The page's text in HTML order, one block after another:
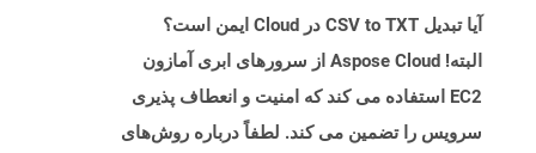
آیا تبدیل CSV to TXT در Cloud ایمن است؟
البته! Aspose Cloud از سرورهای ابری آمازون
EC2 استفاده می کند که امنیت و انعطاف پذیری
سرویس را تضمین می کند. لطفاً درباره روش‌های